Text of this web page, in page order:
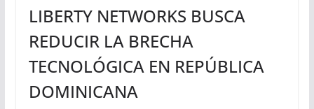
LIBERTY NETWORKS BUSCA
REDUCIR LA BRECHA
TECNOLÓGICA EN REPÚBLICA
DOMINICANA